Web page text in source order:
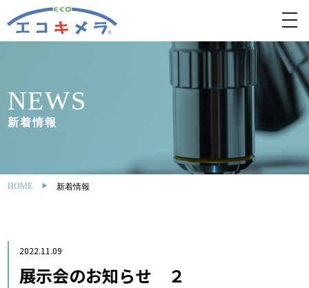
NEWS
新着情報
HOME 新着情報
2022.11.09
展示会のお知らせ ２